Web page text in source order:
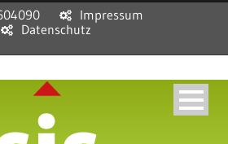
Impressum
Datenschutz